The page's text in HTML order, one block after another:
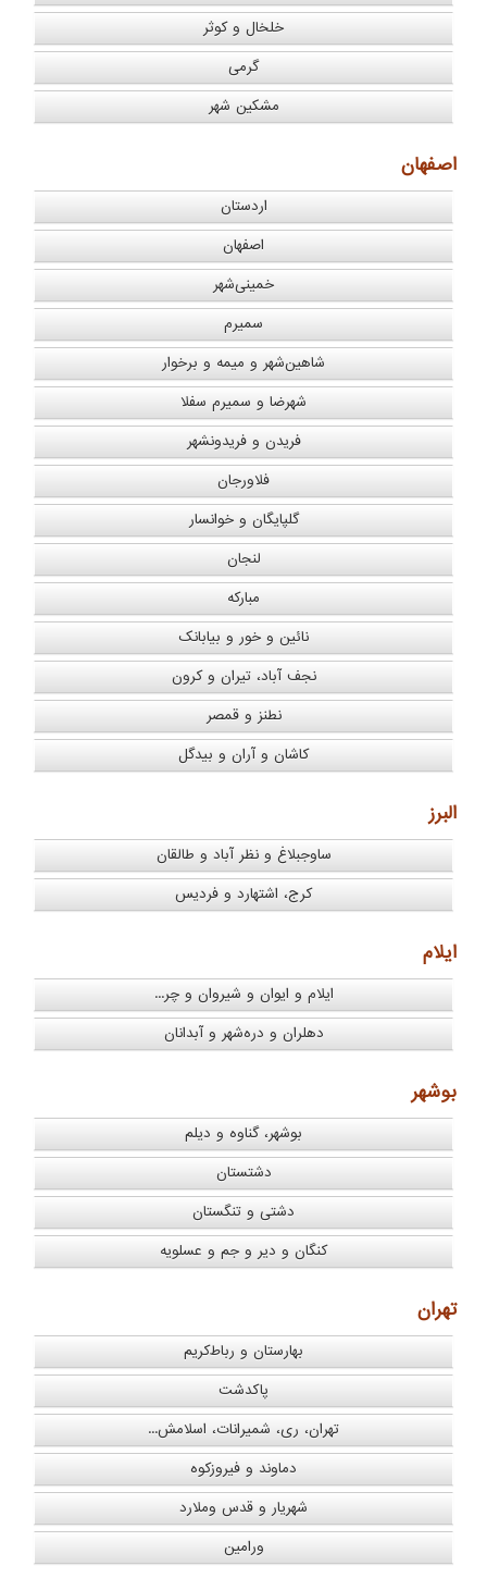
خلخال و کوثر
گرمی
مشکین شهر
اصفهان
اردستان
اصفهان
خمینی‌شهر
سمیرم
شاهین‌شهر و میمه و برخوار
شهرضا و سمیرم سفلا
فریدن و فریدونشهر
فلاورجان
گلپایگان و خوانسار
لنجان
مبارکه
نائین و خور و بیابانک
نجف آباد، تیران و کرون
نطنز و قمصر
کاشان و آران و بیدگل
البرز
ساوجبلاغ و نظر آباد و طالقان
کرج، اشتهارد و فردیس
ایلام
ایلام و ایوان و شیروان و چر...
دهلران و دره‌شهر و آبدانان
بوشهر
بوشهر، گناوه و دیلم
دشتستان
دشتی و تنگستان
کنگان و دیر و جم و عسلویه
تهران
بهارستان و رباط‌کریم
پاکدشت
تهران، ری، شمیرانات، اسلامش...
دماوند و فیروزکوه
شهریار و قدس وملارد
ورامین